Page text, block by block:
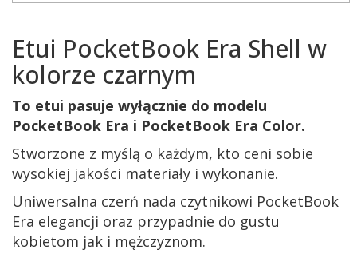
Etui PocketBook Era Shell w
kolorze czarnym
To etui pasuje wyłącznie do modelu
PocketBook Era i PocketBook Era Color.
Stworzone z myślą o każdym, kto ceni sobie
wysokiej jakości materiały i wykonanie.
Uniwersalna czerń nada czytnikowi PocketBook
Era elegancji oraz przypadnie do gustu
kobietom jak i mężczyznom.